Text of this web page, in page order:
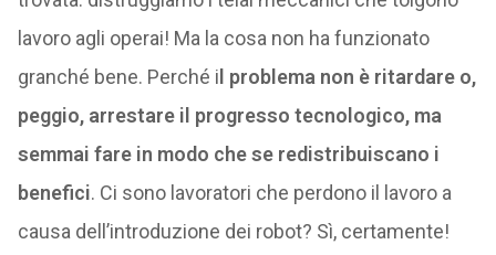
lavoro agli operai! Ma la cosa non ha funzionato
granché bene. Perché i l problema non è ritardare o,
peggio, arrestare il progresso tecnologico, ma
semmai fare in modo che se redistribuiscano i
benefici. Ci sono lavoratori che perdono il lavoro a
causa dell’introduzione dei robot? Sì, certamente!